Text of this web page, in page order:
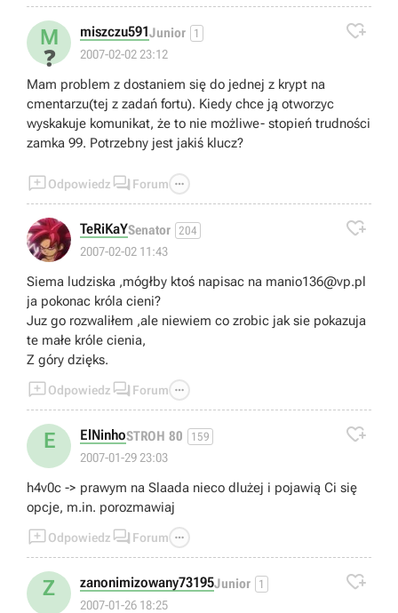
zaradzić, na przykład jak w problemie wyżej (który też u
mnie wystąpił) za pomocą konsoli??? Błagam o jakąś
pomoc :(. Aha - patche nic mi nie dały.
M
❓
miszczu591Junior 1
2007-02-02 23:12

Mam problem z dostaniem się do jednej z krypt na
cmentarzu(tej z zadań fortu). Kiedy chce ją otworzyc
wyskakuje komunikat, że to nie możliwe- stopień trudności
zamka 99. Potrzebny jest jakiś klucz?
Odpowiedz  Forum 
TeRiKaYSenator 204
2007-02-02 11:43

Siema ludziska ,mógłby ktoś napisac na manio136@vp.pl
ja pokonac króla cieni?
Juz go rozwaliłem ,ale niewiem co zrobic jak sie pokazuja
te małe króle cienia,
Z góry dzięks.
Odpowiedz  Forum 
E ElNinhoSTROH 80 159
2007-01-29 23:03

h4v0c -> prawym na Slaada nieco dlużej i pojawią Ci się
opcje, m.in. porozmawiaj
Odpowiedz  Forum 
Z zanonimizowany73195Junior 1
2007-01-26 18:25
